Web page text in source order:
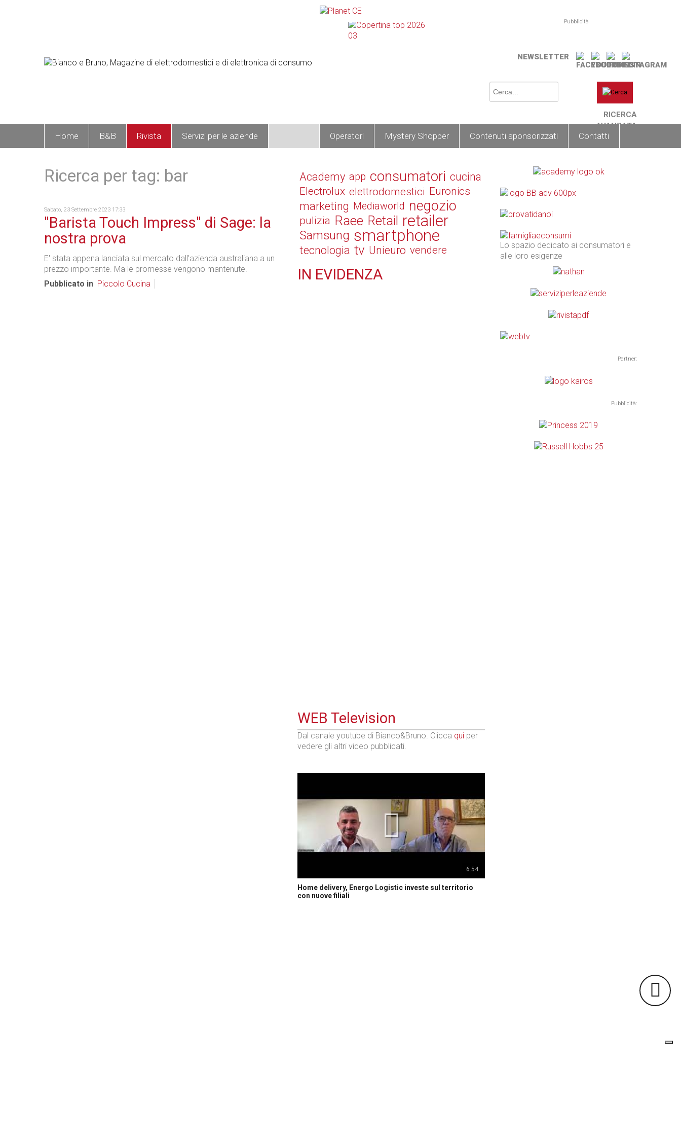
Pubblicità
NEWSLETTER
RICERCA
AVANZATA
Home B&B Rivista Servizi per le aziende Operatori Mystery Shopper Contenuti sponsorizzati Contatti
Ricerca per tag: bar
Sabato, 23 Settembre 2023 17:33
"Barista Touch Impress" di Sage: la
nostra prova
E' stata appena lanciata sul mercato dall’azienda australiana a un
prezzo importante. Ma le promesse vengono mantenute.
Pubblicato in Piccolo Cucina
Academy app consumatori cucina
Electrolux elettrodomestici Euronics
marketing Mediaworld negozio
pulizia Raee Retail retailer
Samsung smartphone
tecnologia tv Unieuro vendere
IN EVIDENZA
WEB Television
Dal canale youtube di Bianco&Bruno. Clicca qui per
vedere gli altri video pubblicati.
6:54
Home delivery, Energo Logistic investe sul territorio
con nuove filiali
Lo spazio dedicato ai consumatori e
alle loro esigenze
Partner:
Pubblicità: